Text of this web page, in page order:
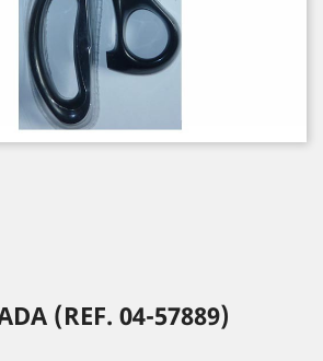
(REF. 04-57889)